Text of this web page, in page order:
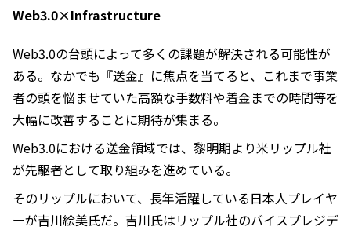
Web3.0×Infrastructure
Web3.0の台頭によって多くの課題が解決される可能性が
ある。なかでも『送金』に焦点を当てると、これまで事業
者の頭を悩ませていた高額な手数料や着金までの時間等を
大幅に改善することに期待が集まる。
Web3.0における送金領域では、黎明期より米リップル社
が先駆者として取り組みを進めている。
そのリップルにおいて、長年活躍している日本人プレイヤ
ーが吉川絵美氏だ。吉川氏はリップル社のバイスプレジデ